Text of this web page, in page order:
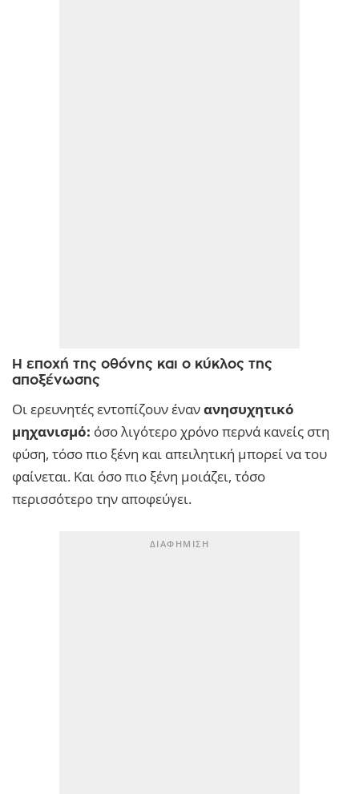
Η εποχή της οθόνης και ο κύκλος της
αποξένωσης
Οι ερευνητές εντοπίζουν ένανανησυχητικό
μηχανισμό: όσο λιγότερο χρόνο περνά κανείς στη
φύση, τόσο πιο ξένη και απειλητική μπορεί να του
φαίνεται. Και όσο πιο ξένη μοιάζει, τόσο
περισσότερο την αποφεύγει.